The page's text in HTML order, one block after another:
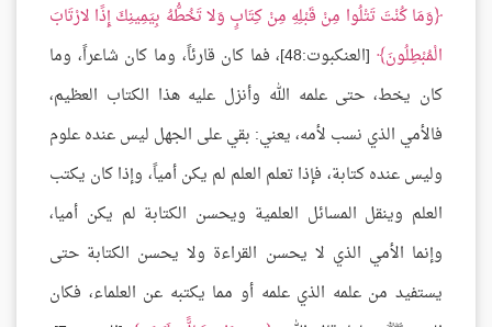
وَمَا كُنْتَ تَتْلُوا مِنْ قَبْلِهِ مِنْ كِتَابٍ وَلا تَخُطُّهُ بِيَمِينِكَ إِذًا لارْتَابَ
الْمُبْطِلُونَ
[العنكبوت:48]، فما كان قارئاً، وما كان شاعراً، وما
كان يخط، حتى علمه الله وأنزل عليه هذا الكتاب العظيم،
فالأمي الذي نسب لأمه، يعني: بقي على الجهل ليس عنده علوم
وليس عنده كتابة، فإذا تعلم العلم لم يكن أمياً، وإذا كان يكتب
العلم وينقل المسائل العلمية ويحسن الكتابة لم يكن أميا،
وإنما الأمي الذي لا يحسن القراءة ولا يحسن الكتابة حتى
يستفيد من علمه الذي علمه أو مما يكتبه عن العلماء، فكان